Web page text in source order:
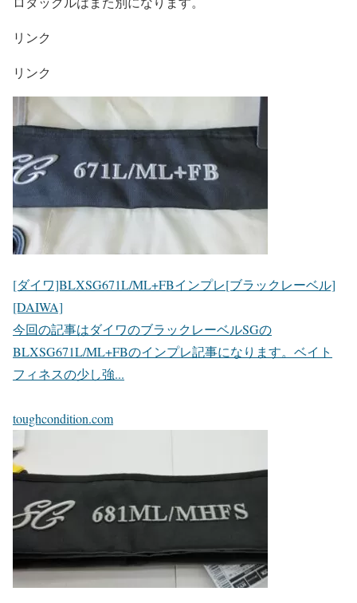
リンク
リンク
[ダイワ]BLXSG671L/ML+FBインプレ[ブラックレーベル]
[DAIWA]
今回の記事はダイワのブラックレーベルSGの
BLXSG671L/ML+FBのインプレ記事になります。ベイト
フィネスの少し強...
toughcondition.com